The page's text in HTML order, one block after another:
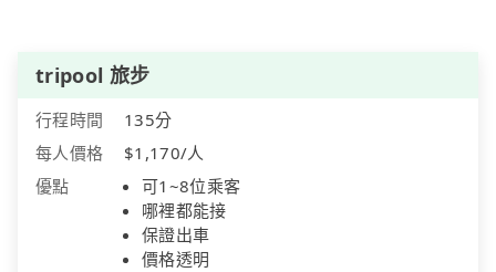
tripool 旅步
行程時間
135分
每人價格
$1,170/人
優點
可1~8位乘客
哪裡都能接
保證出車
價格透明